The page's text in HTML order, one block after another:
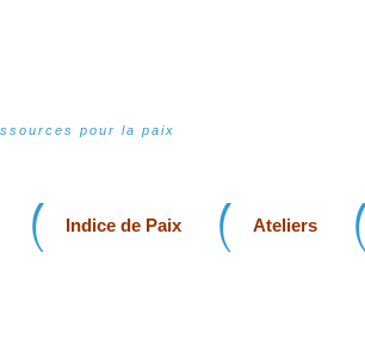
pour la paix
Indice de Paix Ateliers